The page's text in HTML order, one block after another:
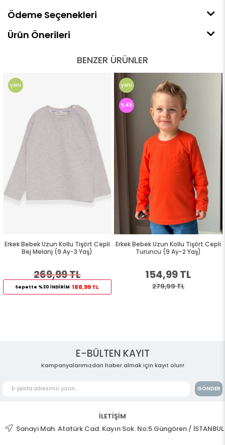
Ödeme Seçenekleri
Ürün Önerileri
BENZER ÜRÜNLER
Erkek Bebek Uzun Kollu Tişört Cepli
Bej Melanj (9 Ay-3 Yaş)
269,99 TL
Sepette %30 İNDİRİM 188,99 TL
yeni
Erkek Bebek Uzun Kollu Tişört Cepli
Turuncu (9 Ay-2 Yaş)
154,99 TL
279,99 TL
%45
yeni
ürün
E-BÜLTEN KAYIT
Kampanyalarımızdan haber almak için kayıt olun!
GÖNDER
İLETİŞİM
Sanayi Mah. Atatürk Cad. Kayın Sok. No:5 Güngören / İSTANBUL